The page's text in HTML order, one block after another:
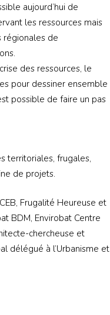
aujourd’hui de
les ressources mais
régionales de
des ressources, le
pour dessiner ensemble
possible de faire un pas
territoriales, frugales,
de projets.
Frugalité Heureuse et
BDM, Envirobat Centre
chercheuse et
délégué à l’Urbanisme et